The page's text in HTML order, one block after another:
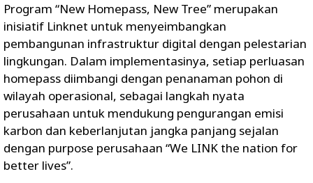
Program “New Homepass, New Tree” merupakan
inisiatif Linknet untuk menyeimbangkan
pembangunan infrastruktur digital dengan pelestarian
lingkungan. Dalam implementasinya, setiap perluasan
homepass diimbangi dengan penanaman pohon di
wilayah operasional, sebagai langkah nyata
perusahaan untuk mendukung pengurangan emisi
karbon dan keberlanjutan jangka panjang sejalan
dengan purpose perusahaan “We LINK the nation for
better lives”.